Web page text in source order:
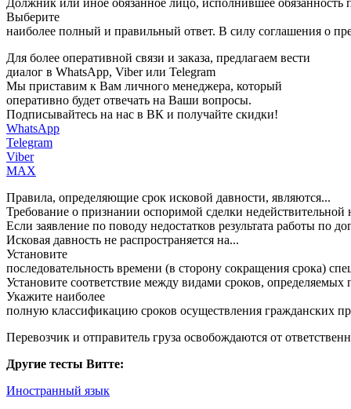
Должник или иное обязанное лицо, исполнившее обязанность
Выберите
наиболее полный и правильный ответ. В силу соглашения о
Для более оперативной связи и заказа, предлагаем вести
диалог в WhatsApp, Viber или Telegram
Мы приставим к Вам личного менеджера, который
оперативно будет отвечать на Ваши вопросы.
Подписывайтесь на нас в ВК и получайте скидки!
WhatsApp
Telegram
Viber
MAX
Правила, определяющие срок исковой давности, являются...
Требование о признании оспоримой сделки
Если заявление по поводу недостатков результата работы по
Исковая давность не распространяется на...
Установите
последовательность времени (в сторону сокращения срока)
Установите соответствие между видами сроков,
Укажите наиболее
полную классификацию сроков осуществления гражданских
Перевозчик и отправитель груза освобождаются от
Другие тесты Витте:
Иностранный язык